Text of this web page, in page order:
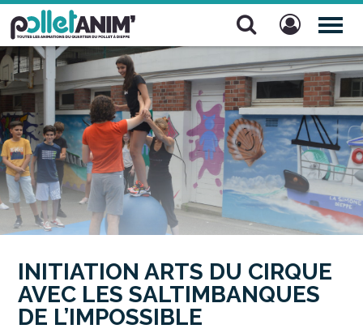
Pollet Anim'
INITIATION ARTS DU CIRQUE
AVEC LES SALTIMBANQUES
DE L’IMPOSSIBLE